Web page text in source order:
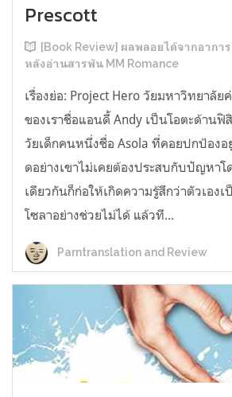
Prescott
[Book Review] ผลพลอยได้จากอากา
หลังอ่านสารพัน MM Romance
เรื่องย่อ: Project Hero วัยมหาวิทยาลัย
ของเราชื่อแอนดี้ Andy เป็นโอตะด้าน
วัยเด็กคนหนึ่งชื่อ Asola ที่คอยปกป้องอ
ดอย่างเขาไม่เคยต้องประสบกับปัญหา
เดียวกันก็ก่อให้เกิดความรู้สึกว่าตัวเอง
โซลาอย่างช่วยไม่ได้ แล้วที...
Parntranslation and Review